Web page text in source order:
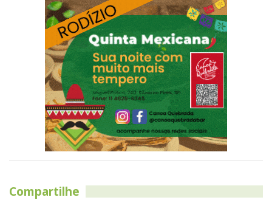
Compartilhe